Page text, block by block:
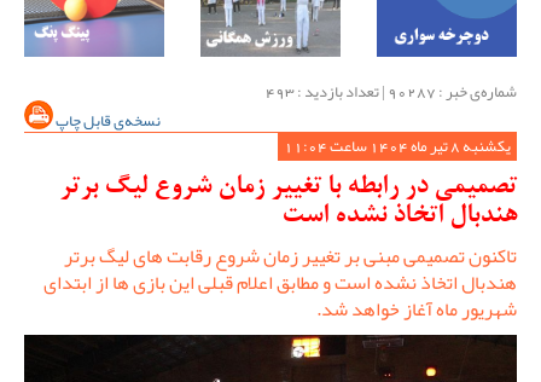
شماره‌ی خبر : ‌90287 | تعداد بازدید : 493
نسخه‌ی قابل چاپ
یکشنبه 8 تیر ماه 1404 ساعت 11:04
تصمیمی در رابطه با تغییر زمان شروع لیگ برتر
هندبال اتخاذ نشده است
تاکنون تصمیمی مبنی بر تغییر زمان شروع رقابت های لیگ برتر
هندبال اتخاذ نشده است و مطابق اعلام قبلی این بازی ها از ابتدای
شهریور ماه آغاز خواهد شد.